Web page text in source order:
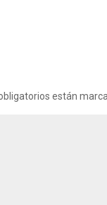
obligatorios están